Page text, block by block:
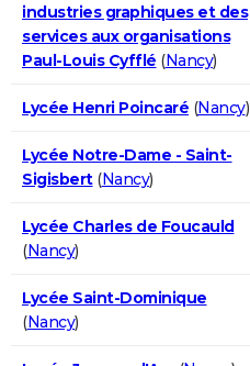
industries graphiques et des
services aux organisations
Paul-Louis Cyfflé (Nancy)
Lycée Henri Poincaré (Nancy)
Lycée Notre-Dame - Saint-
Sigisbert(Nancy)
Lycée Charles de Foucauld
(Nancy)
Lycée Saint-Dominique
(Nancy)